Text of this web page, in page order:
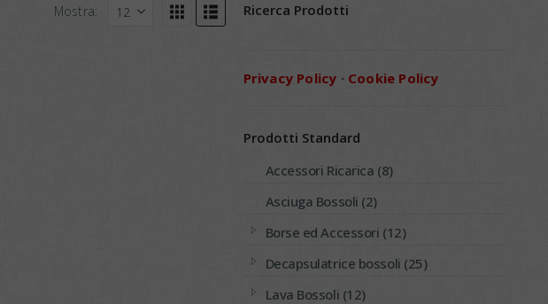
Mostra: Ricerca Prodotti
Privacy Policy · Cookie Policy
Prodotti Standard
Accessori Ricarica (8)
Asciuga Bossoli (2)
Borse ed Accessori (12)
Decapsulatrice bossoli (25)
Lava Bossoli (12)